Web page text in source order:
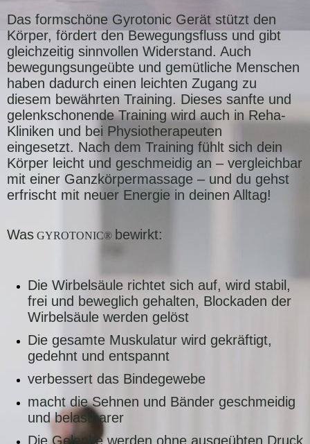
Das formschöne Gyrotonic Gerät stützt den
Körper, fördert den Bewegungsfluss und gibt
gleichzeitig sinnvollen Widerstand. Auch
bewegungsungeübte und gemütliche Menschen
haben dadurch einen leichten Zugang zu
diesem bewährten Training. Dieses sanfte und
gelenkschonende Training wird auch in Reha-
Kliniken und bei Physiotherapeuten
eingesetzt. Nach dem Training fühlt sich dein
Körper leicht und geschmeidig an – vergleichbar
mit einer Ganzkörpermassage – und du gehst
erfrischt mit neuer Energie in deinen Alltag!
Was GYROTONIC® bewirkt:
Die Wirbelsäule richtet sich auf, wird stabil,
frei und beweglich gehalten, Blockaden der
Wirbelsäule werden gelöst
Die gesamte Muskulatur wird gekräftigt,
gedehnt und entspannt
verbessert das Bindegewebe
macht die Sehnen und Bänder geschmeidig
und belastbarer
Die Gelenke werden ohne ausgeübten Druck